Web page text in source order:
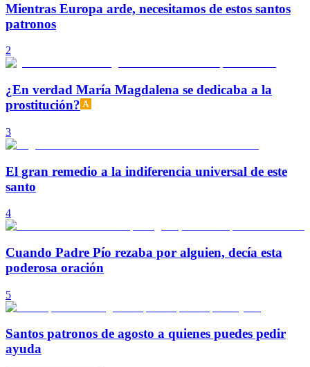
Mientras Europa arde, necesitamos de estos santos
patronos
2
¿En verdad María Magdalena se dedicaba a la
prostitución?
3
El gran remedio a la indiferencia universal de este
santo
4
Cuando Padre Pío rezaba por alguien, decía esta
poderosa oración
5
Santos patronos de agosto a quienes puedes pedir
ayuda